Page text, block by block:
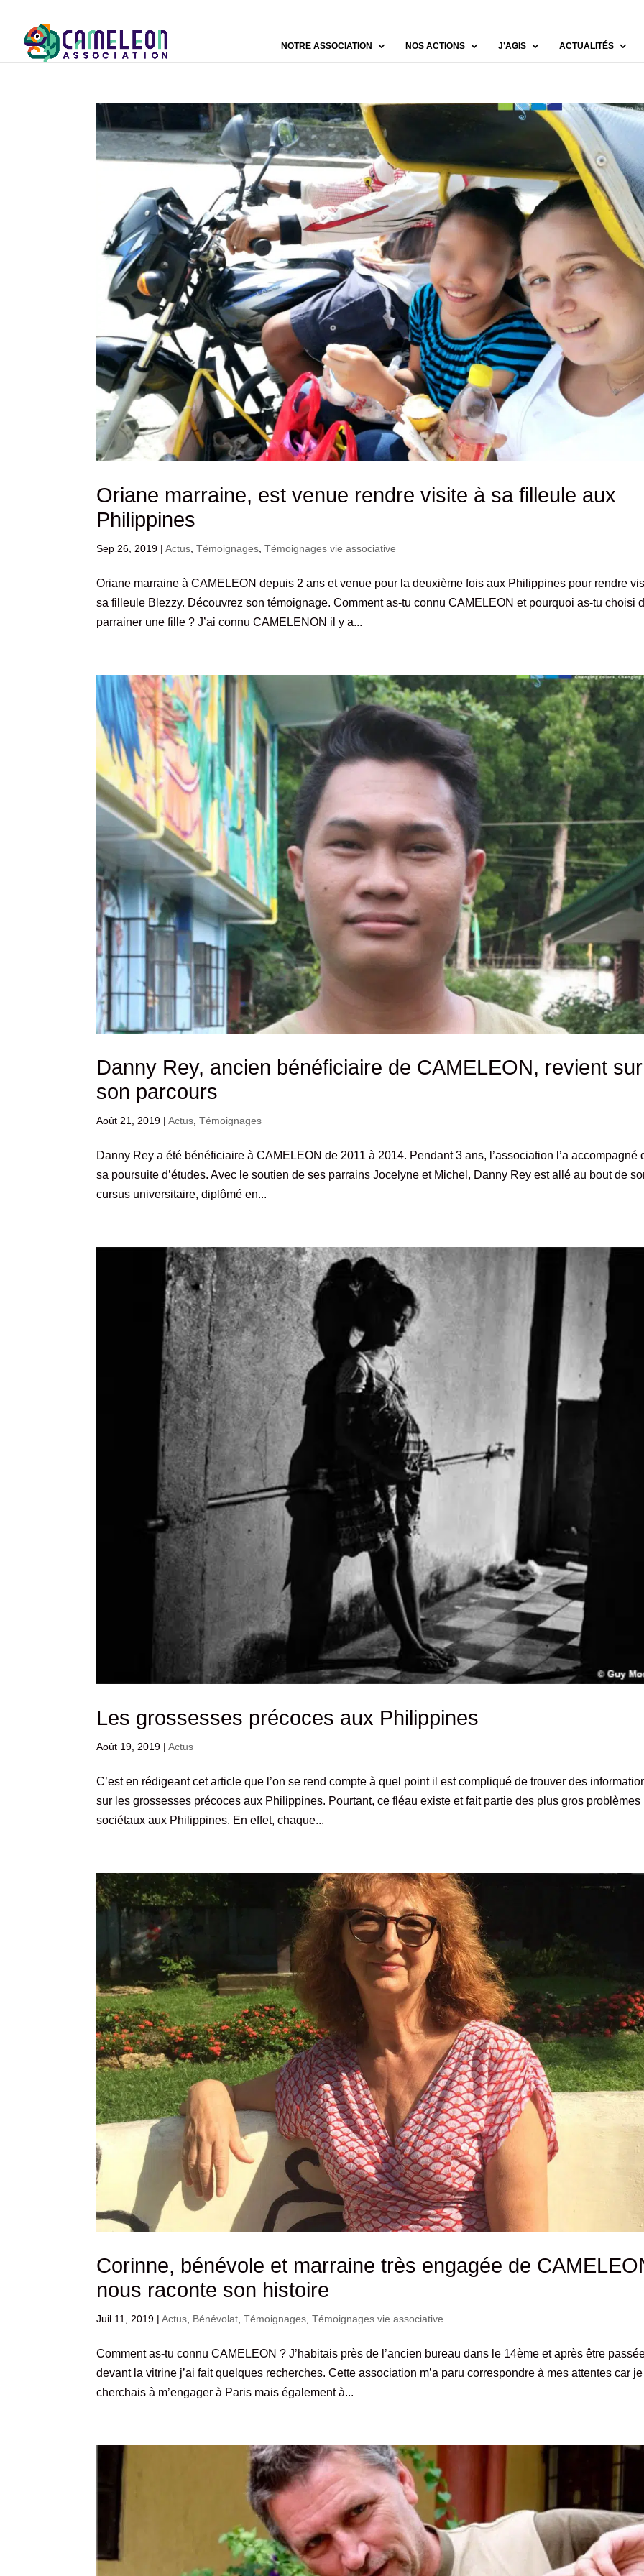
NOTRE ASSOCIATION NOS ACTIONS J’AGIS ACTUALITÉS
Oriane marraine, est venue rendre visite à sa filleule aux
Philippines
Sep 26, 2019 |Actus ,Témoignages ,Témoignages vie associative
Oriane marraine à CAMELEON depuis 2 ans et venue pour la deuxième fois aux Philippines pour rendre
sa filleule Blezzy. Découvrez son témoignage. Comment as-tu connu CAMELEON et pourquoi as-tu choisi
parrainer une fille ? J’ai connu CAMELENON il y a...
Danny Rey, ancien bénéficiaire de CAMELEON, revient sur
son parcours
Août 21, 2019 |Actus ,Témoignages
Danny Rey a été bénéficiaire à CAMELEON de 2011 à 2014. Pendant 3 ans, l’association l’a accompagné
sa poursuite d’études. Avec le soutien de ses parrains Jocelyne et Michel, Danny Rey est allé au bout de
cursus universitaire, diplômé en...
Les grossesses précoces aux Philippines
Août 19, 2019 |Actus
C’est en rédigeant cet article que l’on se rend compte à quel point il est compliqué de trouver des
sur les grossesses précoces aux Philippines. Pourtant, ce fléau existe et fait partie des plus gros problèmes
sociétaux aux Philippines. En effet, chaque...
Corinne, bénévole et marraine très engagée de
nous raconte son histoire
Juil 11, 2019 |Actus, Bénévolat,Témoignages,Témoignages vie associative
Comment as-tu connu CAMELEON ? J’habitais près de l’ancien bureau dans le 14ème et après être
devant la vitrine j’ai fait quelques recherches. Cette association m’a paru correspondre à mes attentes car je
cherchais à m’engager à Paris mais également à...